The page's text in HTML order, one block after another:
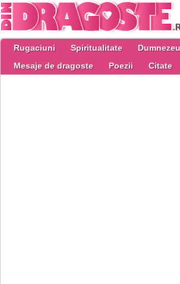
Rugaciuni Spiritualitate
Mesaje de dragoste
Poezii Citate